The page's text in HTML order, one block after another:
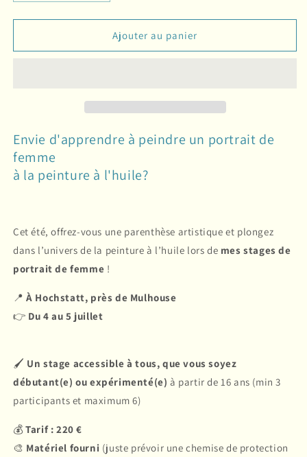
la
quantité
STAGE
26
(Hochstatt,
Alsace)
la
quantité
STAGE
26
(Hochstatt,
Ajouter au panier
Envie d'apprendre à peindre un portrait de
femme
à la peinture à l'huile?
Cet été, offrez-vous une parenthèse artistique et plongez
dans l’univers de la peinture à l’huile lors de mes stages de
portrait de femme !
📍À Hochstatt, près de Mulhouse
👉 Du 4 au 5 juillet
🖌 Un stage accessible à tous, que vous soyez
débutant(e) ou expérimenté(e) à partir de 16 ans (min 3
participants et maximum 6)
💰Tarif : 220 €
🎨 Matériel fourni (juste prévoir une chemise de protection